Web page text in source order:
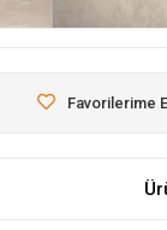
Favorilerime